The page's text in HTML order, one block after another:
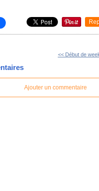
<< Début de
Ajouter un commentaire